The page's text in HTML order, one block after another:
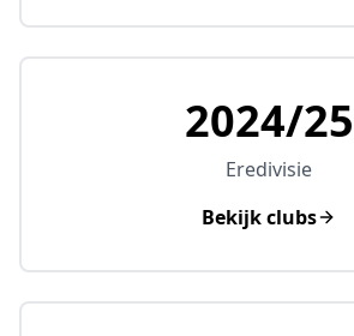
2024/25
Eredivisie
Bekijk clubs